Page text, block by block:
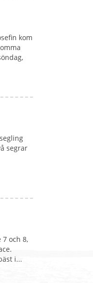
kom
segrar
och 8,
i...